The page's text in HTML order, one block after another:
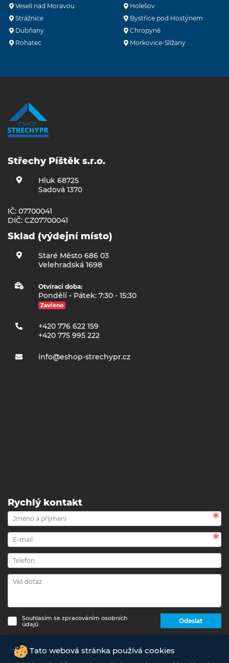
Veselí nad Moravou
Strážnice
Dubňany
Rohatec
Holešov
Bystřice pod Hostýnem
Chropyně
Morkovice-Slížany
Střechy Píštěk s.r.o.
Hluk 68725
Sadová 1370
IČ: 07700041
DIČ: CZ07700041
Sklad (výdejní místo)
Staré Město 686 03
Velehradská 1698
Otvírací doba:
Pondělí - Pátek: 7:30 - 15:30
Zavřeno
+420 776 622 159
+420 775 995 222
info@eshop-strechypr.cz
Rychlý kontakt
Souhlasím se zpracováním osobních
údajů
Odeslat
Copyright © 2017 - 2026 eshop-strechypr.cz - Všechna
práva vyhrazena -Info o zpracování osobních údajů
Tato webová stránka používá cookies